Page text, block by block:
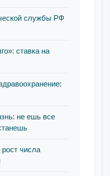
службы РФ
ставка на
не ешь все
числа